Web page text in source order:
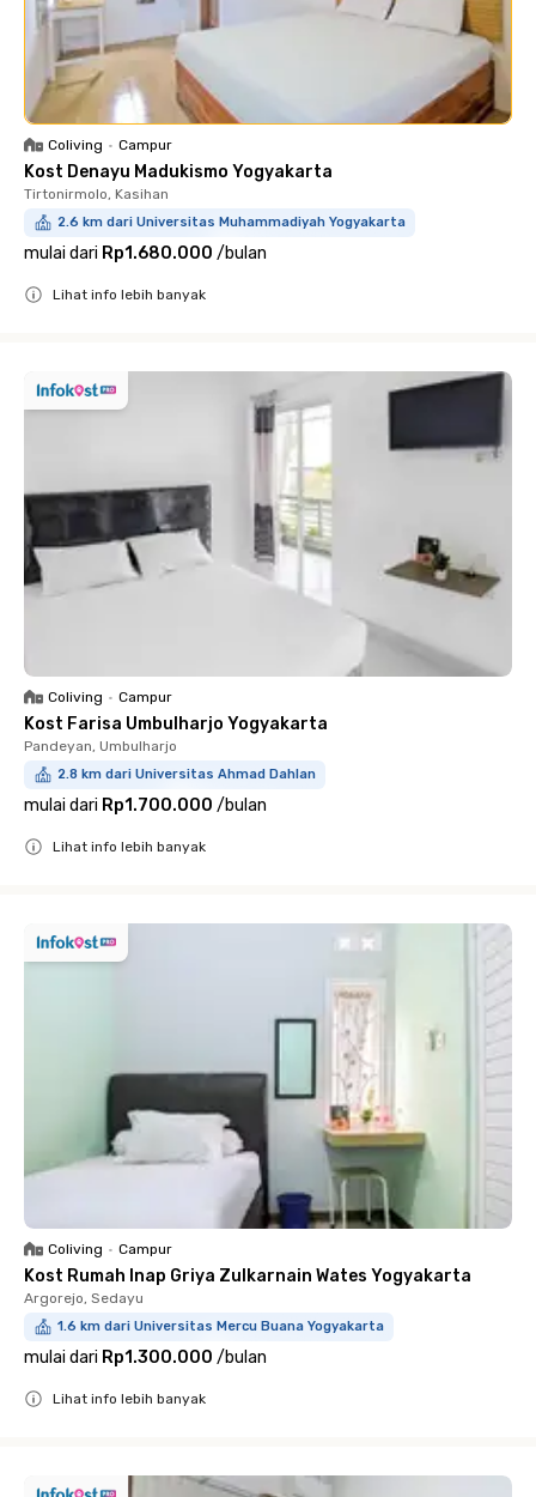
Coliving • Campur
Kost Denayu Madukismo Yogyakarta
Tirtonirmolo, Kasihan
2.6 km dari Universitas Muhammadiyah Yogyakarta
mulai dari Rp1.680.000 /bulan
Lihat info lebih banyak
Coliving • Campur
Kost Farisa Umbulharjo Yogyakarta
Pandeyan, Umbulharjo
2.8 km dari Universitas Ahmad Dahlan
mulai dari Rp1.700.000 /bulan
Lihat info lebih banyak
Coliving • Campur
Kost Rumah Inap Griya Zulkarnain Wates Yogyakarta
Argorejo, Sedayu
1.6 km dari Universitas Mercu Buana Yogyakarta
mulai dari Rp1.300.000 /bulan
Lihat info lebih banyak